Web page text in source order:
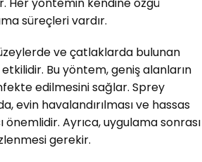
süreçleri vardır.
ve çatlaklarda bulunan
Bu yöntem, geniş alanların
edilmesini sağlar. Sprey
evin havalandırılması ve hassas
Ayrıca, uygulama sonrası
gerekir.